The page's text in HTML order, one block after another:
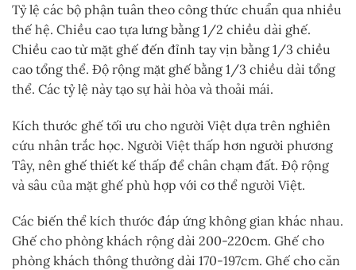
Tỷ lệ các bộ phận tuân theo công thức chuẩn qua nhiều
thế hệ. Chiều cao tựa lưng bằng 1/2 chiều dài ghế.
Chiều cao từ mặt ghế đến đỉnh tay vịn bằng 1/3 chiều
cao tổng thể. Độ rộng mặt ghế bằng 1/3 chiều dài tổng
thể. Các tỷ lệ này tạo sự hài hòa và thoải mái.
Kích thước ghế tối ưu cho người Việt dựa trên nghiên
cứu nhân trắc học. Người Việt thấp hơn người phương
Tây, nên ghế thiết kế thấp để chân chạm đất. Độ rộng
và sâu của mặt ghế phù hợp với cơ thể người Việt.
Các biến thể kích thước đáp ứng không gian khác nhau.
Ghế cho phòng khách rộng dài 200-220cm. Ghế cho
phòng khách thông thường dài 170-197cm. Ghế cho căn